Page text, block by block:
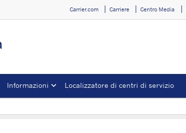
Carrier.com Carriere Centro Media
in una nuova finestra
Informazioni Localizzatore di centri di servizio